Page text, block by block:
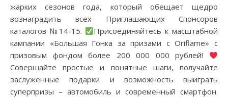
жарких сезонов года, который обещает щедро
вознаградить всех Приглашающих Спонсоров
каталогов №14-15.
Присоединяйтесь к масштабной
кампании «Большая Гонка за призами с Oriflame» с
призовым фондом более 200 000 000 рублей!
Совершайте простые и понятные шаги, получайте
заслуженные подарки и возможность выиграть
суперпризы – автомобиль и современный смартфон.